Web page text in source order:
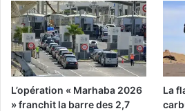
L’opération « Marhaba 2026
» franchit la barre des 2,7
La